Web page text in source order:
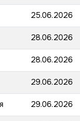
25.06.2026
28.06.2026
28.06.2026
29.06.2026
29.06.2026